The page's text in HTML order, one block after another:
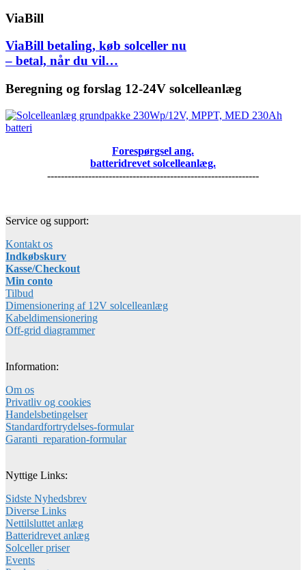
ViaBill
ViaBill betaling, køb solceller nu
– betal, når du vil…
Beregning og forslag 12-24V solcelleanlæg
Forespørgsel ang.
batteridrevet solcelleanlæg.
--------------------------------------------------------------
Service og support:
Kontakt os
Indkøbskurv
Kasse/Checkout
Min conto
Tilbud
Dimensionering af 12V solcelleanlæg
Kabeldimensionering
Off-grid diagrammer
Information:
Om os
Privatliv og cookies
Handelsbetingelser
Standardfortrydelses-formular
Garanti_reparation-formular
Nyttige Links:
Sidste Nyhedsbrev
Diverse Links
Nettilsluttet anlæg
Batteridrevet anlæg
Solceller priser
Events